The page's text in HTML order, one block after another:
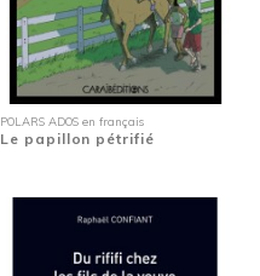
POLARS ADOS en français
Le papillon pétrifié